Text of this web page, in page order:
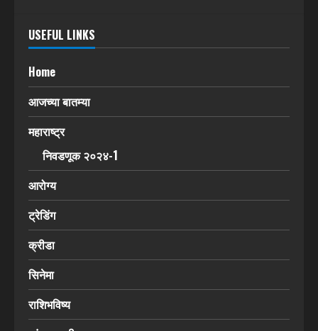
USEFUL LINKS
Home
आजच्या बातम्या
महाराष्ट्र
निवडणूक २०२४-1
आरोग्य
ट्रेडिंग
क्रीडा
सिनेमा
राशिभविष्य